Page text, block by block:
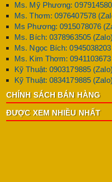
Ms. Mỹ Phương:
Ms. Thơm: 0976407578
Ms Phương: 0915078076
Ms. Bích: 0378963505 (Zalo)
Ms. Ngọc Bích:
Ms. Kim Thơm:
Kỹ Thuật: 0903179885 (Zalo)
Kỹ Thuật: 0834179885 (Zalo)
CHÍNH SÁCH BÁN HÀNG
ĐƯỢC XEM NHIỀU NHẤT